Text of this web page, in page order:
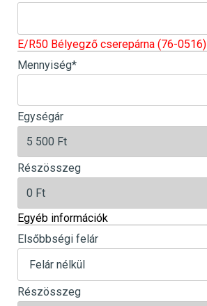
E/R50 Bélyegző cserepárna (76-0516)
Mennyiség*
Egységár
Részösszeg
Egyéb információk
Elsőbbségi felár
Részösszeg